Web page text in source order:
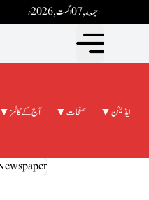
جمعه ,07 اگست ,2026ء
▼ آج کے کالمز ▼ صفحات
▼ ایڈیشن